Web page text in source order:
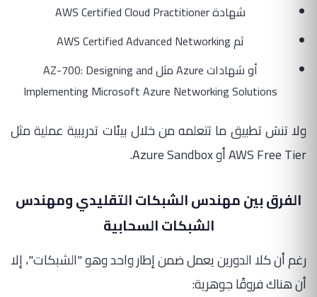
شهادة AWS Certified Cloud Practitioner
ثم AWS Certified Advanced Networking
أو شهادات Azure مثل AZ-700: Designing and
Implementing Microsoft Azure Networking Solutions
ولا تنسَ تطبيق ما تتعلمه من خلال بيئات تدريبية عملية مثل
AWS Free Tier أو Azure Sandbox.
الفرق بين مهندس الشبكات التقليدي ومهندس
الشبكات السحابية
رغم أن كلا الدورين يعمل ضمن إطار واحد وهو "الشبكات"، إلا
أن هناك فروقًا جوهرية: